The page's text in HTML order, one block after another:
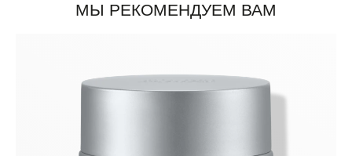
МЫ РЕКОМЕНДУЕМ ВАМ